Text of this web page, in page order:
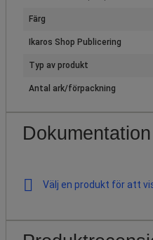
Färg
Ikaros Shop Publicering
Typ av produkt
Antal ark/förpackning
Dokumentation
Välj en produkt för att